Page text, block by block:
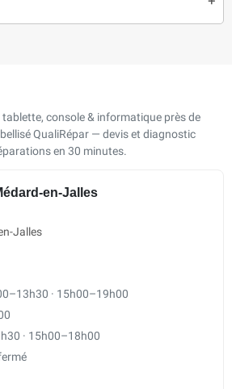
console & informatique près de
QualiRépar — devis et diagnostic
en 30 minutes.
en-Jalles
Jalles
· 15h00–19h00
· 15h00–18h00